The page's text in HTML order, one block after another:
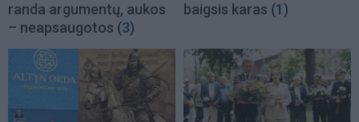
randa argumentų, aukos
– neapsaugotos (3)
baigsis karas (1)